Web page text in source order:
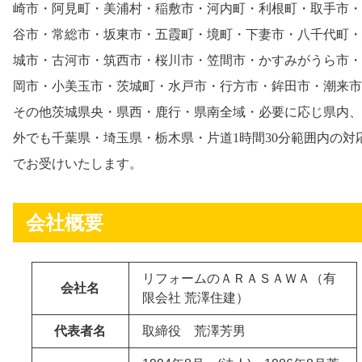
崎市・阿見町・美浦村・稲敷市・河内町・利根町・取手市
谷市・常総市・坂東市・五霞町・境町・下妻市・八千代町
城市・古河市・筑西市・桜川市・笠間市・かすみがうら市
岡市・小美玉市・茨城町・水戸市・行方市・鉾田市・潮来
その他茨城県央・県西・鹿行・県南全域・必要に応じ県内
外でも千葉県・埼玉県・栃木県・片道1時間30分範囲内の対
でお受けいたします。
会社概要
会社名
リフォームのＡＲＡＳＡＷＡ（有
限会社 荒澤住建）
代表者名 取締役 荒澤芳男